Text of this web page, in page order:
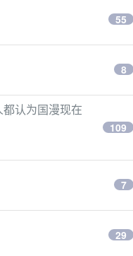
55
8
认为国漫现在
109
7
29